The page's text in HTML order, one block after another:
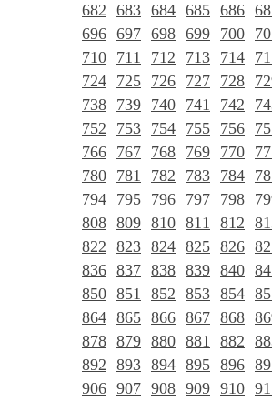
682 683 684 685 686
696 697 698 699 700
710 711 712 713 714
724 725 726 727 728
738 739 740 741 742
752
753 754 755 756
766 767 768 769 770
780 781 782 783 784
794 795 796 797 798
808 809 810 811 812
822 823 824 825 826
836 837 838 839 840
850 851 852 853 854
864 865 866 867 868
878 879 880 881 882
892 893 894 895 896
906 907 908 909 910